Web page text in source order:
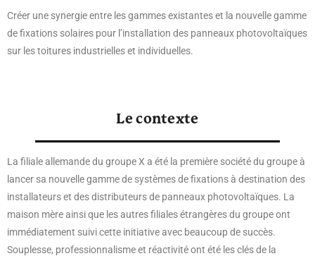
Créer une synergie entre les gammes existantes et la nouvelle gamme
de fixations solaires pour l’installation des panneaux photovoltaïques
sur les toitures industrielles et individuelles.
Le contexte
La filiale allemande du groupe X a été la première société du groupe à
lancer sa nouvelle gamme de systèmes de fixations à destination des
installateurs et des distributeurs de panneaux photovoltaïques. La
maison mère ainsi que les autres filiales étrangères du groupe ont
immédiatement suivi cette initiative avec beaucoup de succès.
Souplesse, professionnalisme et réactivité ont été les clés de la